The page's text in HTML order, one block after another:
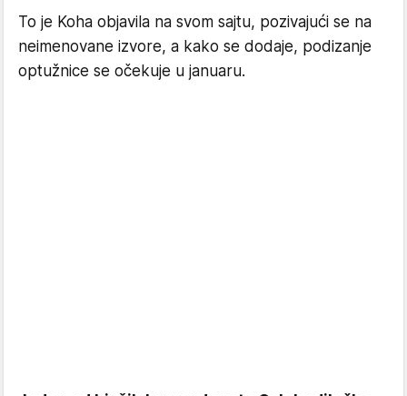
To je Koha objavila na svom sajtu, pozivajući se na
neimenovane izvore, a kako se dodaje, podizanje
optužnice se očekuje u januaru.